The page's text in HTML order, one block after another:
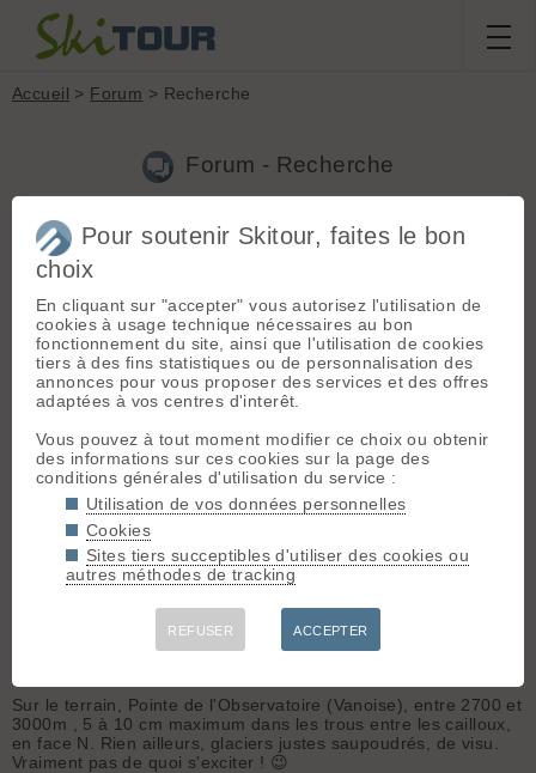
Accueil > Forum > Recherche
Forum - Recherche
Nouveau sujet|Voir tous les sujets
617 résultats
Zag Adret 88 taille et choix(Chech le 16.11.2017 à 12:12)
@Seb : l'année dernière sur neige très dure, limite vitrifiée,
regel très important de neiges mouillées, en altitude (Secteur
Mont Rose) : mauvaise tenue, même en prenant très fortement
des carres, grosses vibration des spatules ; dans le m�...
Zag Adret 88 taille et choix (Chech le 15.11.2017 à 21:46)
J'ai des Zag AdretXL (donc en gros des Adret 88) depuis 2 ans.
Bon ski facile et souple que j'utilise plutôt comme skis de fin de
saison pour les portages, et de raids pour leur légèreté. Je les
ai pris en 169 pour ma taille de 1m78/ 70 kg, j'aur...
Le çacéquoi nature, Tome 6(Chech le 08.11.2017 à 22:23)
30 à 40 cm de neige prévu jeudi(Chech le 21.09.2017 à
Sur le terrain, Pointe de l'Observatoire (Vanoise), entre 2700 et
3000m , 5 à 10 cm maximum dans les trous entre les cailloux,
en face N. Rien ailleurs, glaciers justes saupoudrés, de visu.
Vraiment pas de quoi s'exciter ! 😉
Pour soutenir Skitour, faites le bon
choix
En cliquant sur "accepter" vous autorisez l'utilisation de
cookies à usage technique nécessaires au bon
fonctionnement du site, ainsi que l'utilisation de cookies
tiers à des fins statistiques ou de personnalisation des
annonces pour vous proposer des services et des offres
adaptées à vos centres d'interêt.
Vous pouvez à tout moment modifier ce choix ou obtenir
des informations sur ces cookies sur la page des
conditions générales d'utilisation du service :
Utilisation de vos données personnelles
Cookies
Sites tiers succeptibles d'utiliser des cookies ou
autres méthodes de tracking
REFUSER ACCEPTER